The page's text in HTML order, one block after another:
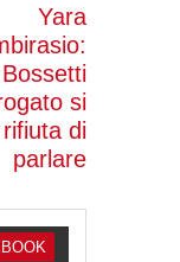
Yara
Bossetti
si
rifiuta di
parlare